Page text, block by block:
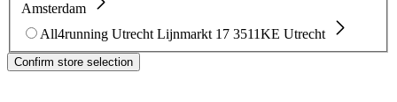
Amsterdam
All4running Utrecht Lijnmarkt 17 3511KE Utrecht
Confirm store selection